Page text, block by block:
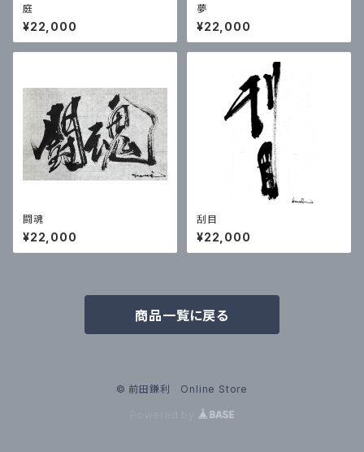
庭
¥22,000
夢
¥22,000
闘魂
¥22,000
刮目
¥22,000
商品一覧に戻る
© 前田鎌利 Online Store